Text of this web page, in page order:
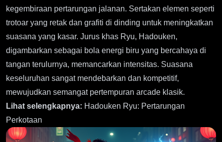
kegembiraan pertarungan jalanan. Sertakan elemen seperti
trotoar yang retak dan grafiti di dinding untuk meningkatkan
suasana yang kasar. Jurus khas Ryu, Hadouken,
digambarkan sebagai bola energi biru yang bercahaya di
tangan terulurnya, memancarkan intensitas. Suasana
keseluruhan sangat mendebarkan dan kompetitif,
mewujudkan semangat pertempuran arcade klasik.
Lihat selengkapnya: Hadouken Ryu: Pertarungan
Perkotaan